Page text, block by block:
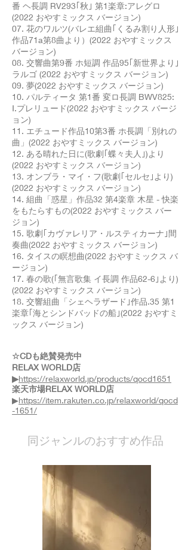
番 ヘ長調 RV293｢秋｣ 第1楽章:アレグロ
(2022 おやすミックス バージョン)
07. 花のワルツ(バレエ組曲｢くるみ割り人形｣
作品71a第8曲より）(2022 おやすミックス
バージョン)
08. 交響曲第9番 ホ短調 作品95｢新世界より｣
ラルゴ (2022 おやすミックス バージョン)
09. 夢(2022 おやすミックス バージョン)
10. パルティータ 第1番 変ロ長調 BWV825:
Ⅰ.プレリュード(2022 おやすミックス バージ
ョン)
11. エチュード作品10第3番 ホ長調「別れの
曲」(2022 おやすミックス バージョン)
12. ある晴れた日に(歌劇｢蝶々夫人｣)より
(2022 おやすミックス バージョン)
13. オンブラ・マイ・フ(歌劇｢セルセ｣より)
(2022 おやすミックス バージョン)
14. 組曲「惑星」作品32 第4楽章 木星 - 快楽
をもたらすもの(2022 おやすミックス バー
ジョン)
15. 歌劇｢カヴァレリア・ルスティカーナ｣間
奏曲(2022 おやすミックス バージョン)
16. タイスの瞑想曲(2022 おやすミックス バ
ージョン)
17. 春の歌(｢無言歌集 イ長調 作品62-6｣より)
(2022 おやすミックス バージョン)
18. 交響組曲「シェヘラザード｣作品.35 第1
楽章｢海とシンドバッドの船｣(2022 おやすミ
ックス バージョン)
☆CDも絶賛発売中
RELAX WORLD店
▶https://relaxworld.jp/products/qocd1651
楽天市場RELAX WORLD店
▶https://item.rakuten.co.jp/relaxworld/qocd
-1651/
​同ジャンルのおすすめ作品